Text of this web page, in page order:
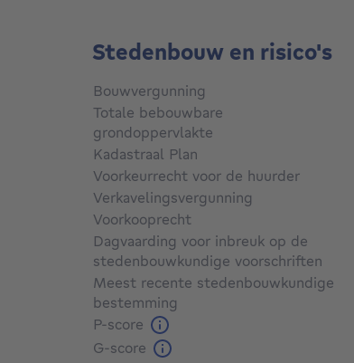
Stedenbouw en risico's
Bouwvergunning
Totale bebouwbare
grondoppervlakte
Kadastraal Plan
Voorkeurrecht voor de huurder
Verkavelingsvergunning
Voorkooprecht
Dagvaarding voor inbreuk op de
stedenbouwkundige voorschriften
Meest recente stedenbouwkundige
bestemming
P-score
G-score